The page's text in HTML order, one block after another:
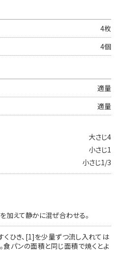
4枚
4個
適量
適量
大さじ4
小さじ1
小さじ1/3
加えて静かに混ぜ合わせる。
ひき、[1]を少量ずつ流し入れては
食パンの面積と同じ面積で焼くとよ